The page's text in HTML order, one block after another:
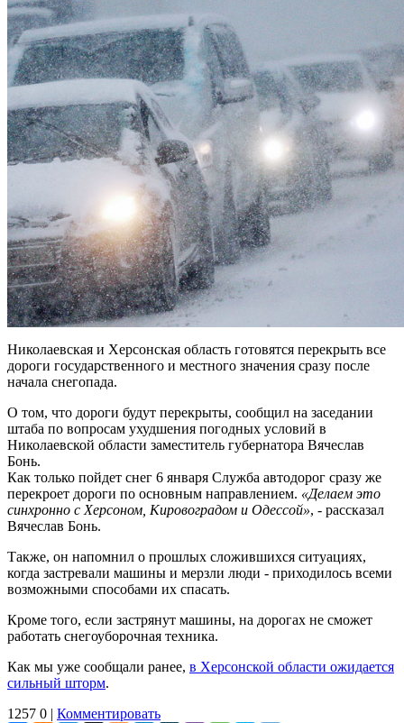
Николаевская и Херсонская область готовятся перекрыть все
дороги государственного и местного значения сразу после
начала снегопада.
О том, что дороги будут перекрыты, сообщил на заседании
штаба по вопросам ухудшения погодных условий в
Николаевской области заместитель губернатора Вячеслав
Бонь.
Как только пойдет снег 6 января Служба автодорог сразу же
перекроет дороги по основным направлением. «Делаем это
синхронно с Херсоном, Кировоградом и Одессой», - рассказал
Вячеслав Бонь.
Также, он напомнил о прошлых сложившихся ситуациях,
когда застревали машины и мерзли люди - приходилось всеми
возможными способами их спасать.
Кроме того, если застрянут машины, на дорогах не сможет
работать снегоуборочная техника.
Как мы уже сообщали ранее, в Херсонской области ожидается
сильный шторм.
1257 0 | Комментировать